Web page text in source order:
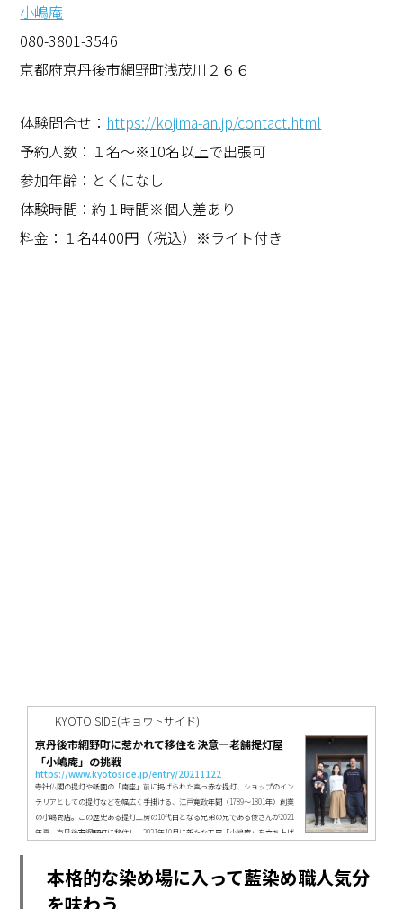
小嶋庵
080-3801-3546
京都府京丹後市網野町浅茂川２６６
体験問合せ： https://kojima-an.jp/contact.html
予約人数：１名〜※10名以上で出張可
参加年齢：とくになし
体験時間：約１時間※個人差あり
料金：１名4400円（税込）※ライト付き
KYOTO SIDE(キョウトサイド)
京丹後市網野町に惹かれて移住を決意―老舗提灯屋
「小嶋庵」の挑戦
https://www.kyotoside.jp/entry/20211122
寺社仏閣の提灯や祇園の「南座」前に掲げられた真っ赤な提灯、ショップのイン
テリアとしての提灯などを幅広く手掛ける、江戸寛政年間（1789～1801年）創業
の小嶋商店。この歴史ある提灯工房の10代目となる兄弟の兄である俊さんが2021
年夏、京丹後市網野町に移住し、2021年10月に新たな工房「小嶋庵」を立ち上げ
提灯工房「小嶋商店」Photo by Masuhiro Machida京都市東山区の泉涌...
本格的な染め場に入って藍染め職人気分
を味わう